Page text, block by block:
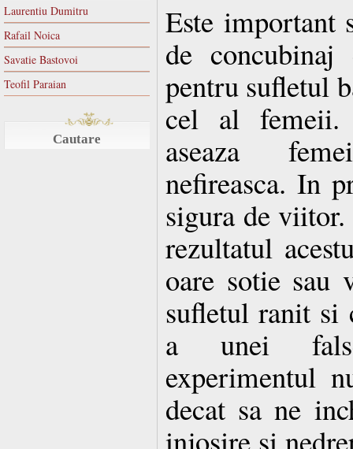
Laurentiu Dumitru
Rafail Noica
Savatie Bastovoi
Teofil Paraian
Cautare
Este important
de concubinaj
pentru sufletul
cel al femeii.
aseaza
nefireasca. In
sigura de
rezultatul
oare sotie sau
sufletul ranit si
a unei
experimentul
decat sa ne
injosire si